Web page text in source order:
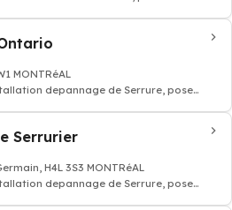
MONTRéAL
depannage de Serrure, pose
Serrurier
H4L 3S3 MONTRéAL
depannage de Serrure, pose